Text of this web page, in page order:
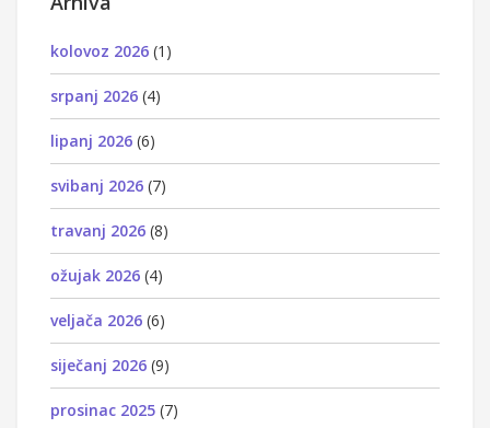
kolovoz 2026 (1)
srpanj 2026 (4)
lipanj 2026 (6)
svibanj 2026 (7)
travanj 2026 (8)
ožujak 2026 (4)
veljača 2026 (6)
siječanj 2026 (9)
prosinac 2025 (7)